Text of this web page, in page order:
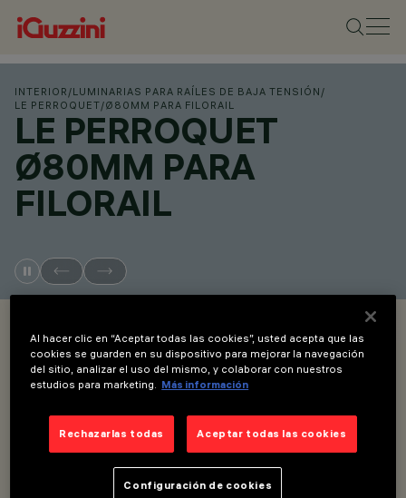
INTERIOR /LUMINARIAS PARA RAÍLES DE BAJA TENSIÓN /
LE PERROQUET/Ø80MM PARA FILORAIL
LE PERROQUET
Ø80MM PARA
FILORAIL
VER LOS CÓDIGOS DE LOS PRODUCTOS
Overview
Proyector orientable con adaptador para instalación
Al hacer clic en “Aceptar todas las cookies”, usted acepta que las
cookies se guarden en su dispositivo para mejorar la navegación
del sitio, analizar el uso del mismo, y colaborar con nuestros
estudios para marketing.
Más información
Rechazarlas todas Aceptar todas las cookies
Configuración de cookies